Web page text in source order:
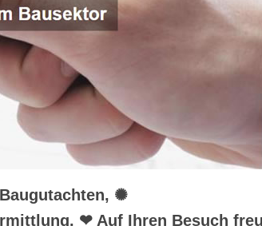
✺
❤ Auf Ihren Besuch